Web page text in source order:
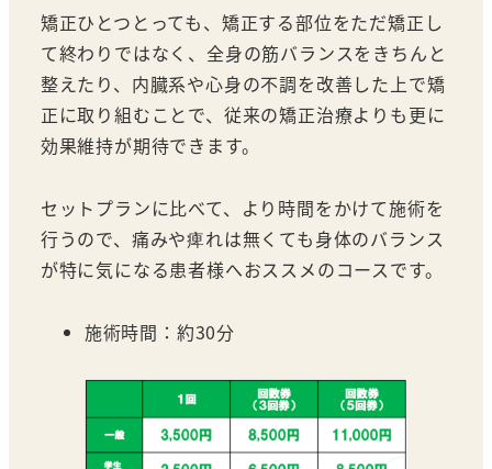
矯正ひとつとっても、矯正する部位をただ矯正し
て終わりではなく、全身の筋バランスをきちんと
整えたり、内臓系や心身の不調を改善した上で矯
正に取り組むことで、従来の矯正治療よりも更に
効果維持が期待できます。
セットプランに比べて、より時間をかけて施術を
行うので、痛みや痺れは無くても身体のバランス
が特に気になる患者様へおススメのコースです。
施術時間：約30分